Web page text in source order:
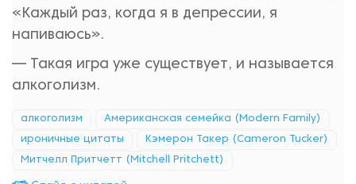
«Каждый раз, когда я в депрессии, я
напиваюсь».
— Такая игра уже существует, и называется
алкоголизм.
алкоголизм Американская семейка (Modern Family)
ироничные цитаты Кэмерон Такер (Cameron Tucker)
Митчелл Притчетт (Mitchell Pritchett)